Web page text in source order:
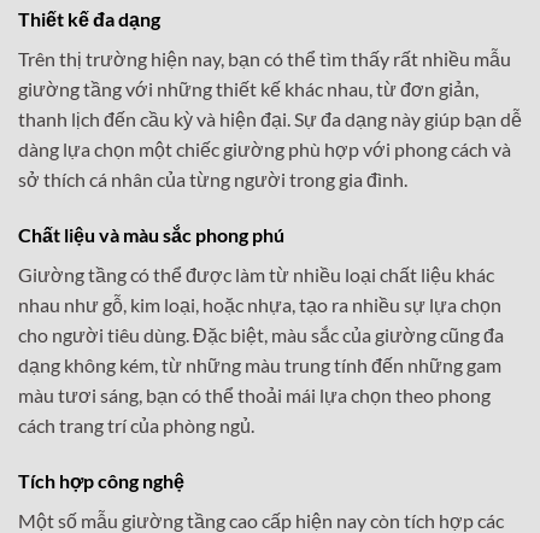
Thiết kế đa dạng
Trên thị trường hiện nay, bạn có thể tìm thấy rất nhiều mẫu
giường tầng với những thiết kế khác nhau, từ đơn giản,
thanh lịch đến cầu kỳ và hiện đại. Sự đa dạng này giúp bạn dễ
dàng lựa chọn một chiếc giường phù hợp với phong cách và
sở thích cá nhân của từng người trong gia đình.
Chất liệu và màu sắc phong phú
Giường tầng có thể được làm từ nhiều loại chất liệu khác
nhau như gỗ, kim loại, hoặc nhựa, tạo ra nhiều sự lựa chọn
cho người tiêu dùng. Đặc biệt, màu sắc của giường cũng đa
dạng không kém, từ những màu trung tính đến những gam
màu tươi sáng, bạn có thể thoải mái lựa chọn theo phong
cách trang trí của phòng ngủ.
Tích hợp công nghệ
Một số mẫu giường tầng cao cấp hiện nay còn tích hợp các